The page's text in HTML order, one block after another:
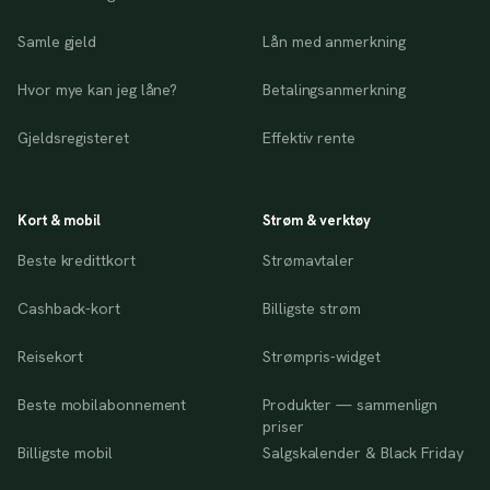
Samle gjeld
Hvor mye kan jeg låne?
Gjeldsregisteret
Lån med anmerkning
Betalingsanmerkning
Effektiv rente
Kort & mobil
Beste kredittkort
Cashback-kort
Reisekort
Beste mobilabonnement
Billigste mobil
Strøm & verktøy
Strømavtaler
Billigste strøm
Strømpris-widget
Produkter — sammenlign
priser
Salgskalender & Black Friday